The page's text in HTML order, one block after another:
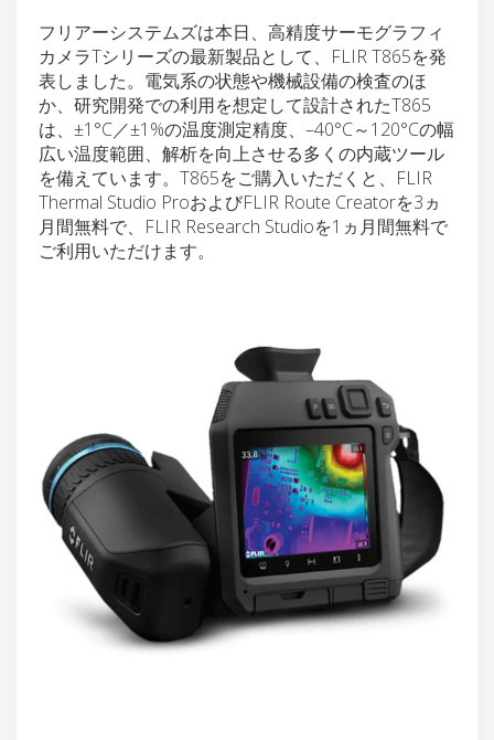
フリアーシステムズは本日、高精度サーモグラフィ
カメラTシリーズの最新製品として、FLIR T865を発
表しました。電気系の状態や機械設備の検査のほ
か、研究開発での利用を想定して設計されたT865
は、±1°C／±1%の温度測定精度、–40°C～120°Cの幅
広い温度範囲、解析を向上させる多くの内蔵ツール
を備えています。T865をご購入いただくと、FLIR
Thermal Studio ProおよびFLIR Route Creatorを3ヵ
月間無料で、FLIR Research Studioを1ヵ月間無料で
ご利用いただけます。